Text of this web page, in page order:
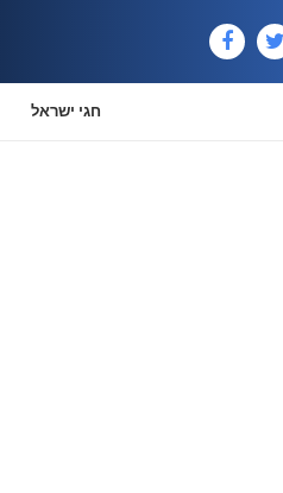
חגי ישראל